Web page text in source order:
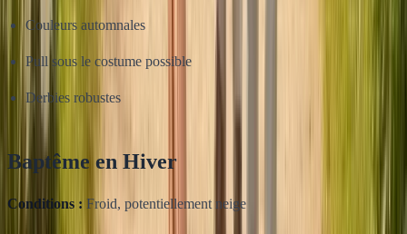
Couleurs automnales
Pull sous le costume possible
Derbies robustes
Baptême en Hiver
Conditions : Froid, potentiellement neige